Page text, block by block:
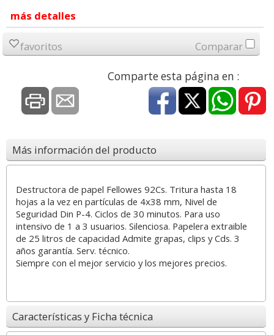
más detalles
favoritos Comparar
Comparte esta página en :
Más información del producto
Destructora de papel Fellowes 92Cs. Tritura hasta 18
hojas a la vez en partículas de 4x38 mm, Nivel de
Seguridad Din P-4. Ciclos de 30 minutos. Para uso
intensivo de 1 a 3 usuarios. Silenciosa. Papelera extraible
de 25 litros de capacidad Admite grapas, clips y Cds. 3
años garantía. Serv. técnico.
Siempre con el mejor servicio y los mejores precios.
Características y Ficha técnica